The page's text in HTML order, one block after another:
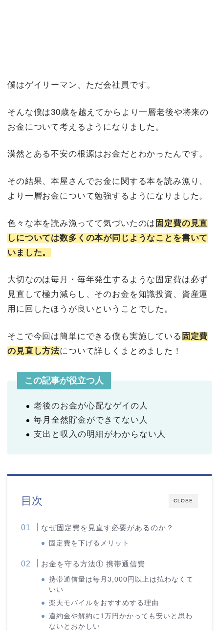
僕はゲイリーマン、ただ会社員です。
そんな僕は30歳を越えてからより一層老後や将来の
お金について考えるようになりました。
漠然とある不安の根源はお金だとわかったんです。
その結果、本屋さんでお金に関する本を読み漁り、
より一層お金について勉強するようになりました。
色々な本を読み漁ってて気づいたのは 固定費の見直
しについては数多くの本が同じようなことを書いて
いました。
大切なのは毎月・毎年発生するような固定費は必ず
見直して極力減らし、そのお金を知識投資、資産運
用に回したほうが良いということでした。
そこで今回は簡単にできる僕も実施している 固定費
の見直し方法について詳しくまとめました！
この記事が役立つ人
老後のお金が心配なゲイの人
毎月全然貯金ができてない人
支出と収入の明細がわからない人
CLOSE
目次
なぜ固定費を見直す必要があるのか？
固定費を下げるメリット
お金を守る方法① 携帯通信費
携帯通信量は毎月3,000円以上は払わなくて
いい
楽天モバイルをおすすめする理由
違約金や解約に1万円かかっても安いと思わ
ないとおかしい